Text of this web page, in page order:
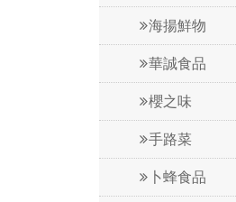
海揚鮮物
華誠食品
櫻之味
手路菜
卜蜂食品